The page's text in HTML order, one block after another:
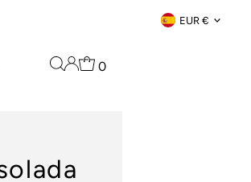
Moneda
EUR €
0